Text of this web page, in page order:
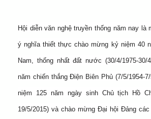
Hội diễn văn nghệ truyền thống năm nay là
ý nghĩa thiết thực chào mừng kỷ niệm 40
Nam, thống nhất đất nước (30/4/1975-30/
năm chiến thắng Điện Biên Phủ (7/5/1954-
niệm 125 năm ngày sinh Chủ tịch Hồ
19/5/2015) và chào mừng Đại hội Đảng